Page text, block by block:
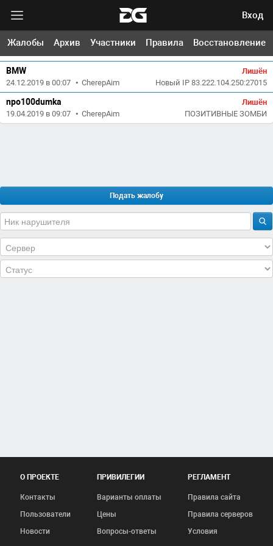
Вход
Жалобы Архив Участники Правила Восстановление
**(Nicky)**
Отклонена
BMW
24.12.2019 в 00:07 • CherepAim
Лишён
Новый IP 83.222.104.250:27015
npo100dumka
19.04.2019 в 09:07 • CherepAim
Лишён
ПОЗИТИВНЫЕ ЗОМБИ
Подать жалобу
О ПРОЕКТЕ
Контакты
Пользователи
Новости
ПРИВИЛЕГИИ
Варианты оплаты
Цены
Вопросы-ответы
РЕГЛАМЕНТ
Правила сайта
Правила серверов
Условия